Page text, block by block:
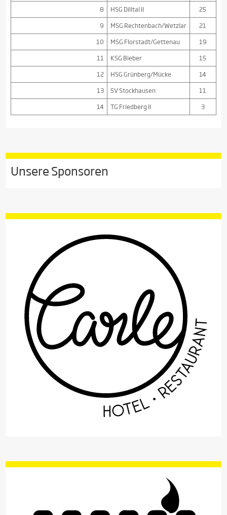
8 HSG Dilltal II
25
9
MSG Rechtenbach/Wetzlar
21
10
MSG Florstadt/Gettenau
19
11
KSG Bieber
15
12
HSG Grünberg/Mücke
14
13
SV Stockhausen
11
14
TG Friedberg II 3
Unsere Sponsoren